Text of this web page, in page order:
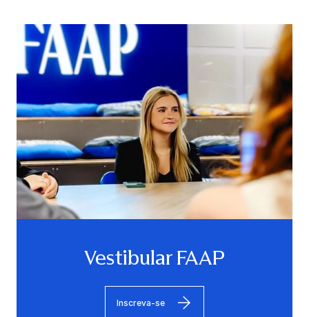
Vestibular FAAP
Inscreva-se